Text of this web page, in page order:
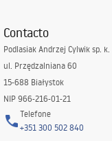
Contacto
Podlasiak Andrzej Cylwik sp. k.
ul. Przędzalniana 60
15-688 Białystok
NIP 966-216-01-21
Telefone
+351 300 502 840